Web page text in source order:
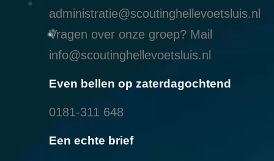
administratie@scoutinghellevoetsluis.nl
Vragen over onze groep? Mail
info@scoutinghellevoetsluis.nl
Even bellen op zaterdagochtend
0181-311 648
Een echte brief